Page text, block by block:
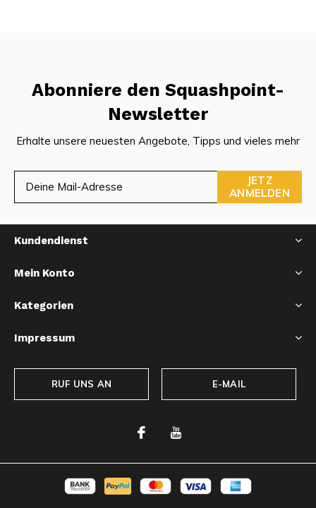
Abonniere den Squashpoint-
Newsletter
Erhalte unsere neuesten Angebote, Tipps und vieles mehr
JETZ
ANMELDEN
Kundendienst
Mein Konto
Kategorien
Impressum
RUF UNS AN E-MAIL